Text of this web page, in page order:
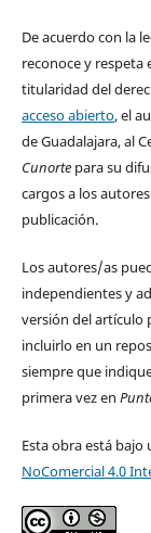
De acuerdo con la
reconoce y respeta
titularidad del
acceso abierto, el
de Guadalajara, al
Cunortepara su
cargos a los
publicación.
Los autores/as
independientes y
versión del artículo
incluirlo en un
siempre que
primera vez en
Esta obra está bajo
NoComercial 4.0